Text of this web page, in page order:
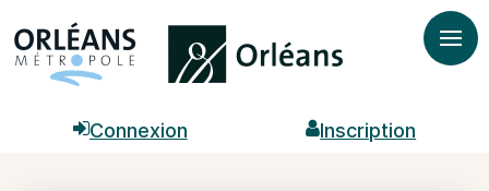
Connexion Inscription